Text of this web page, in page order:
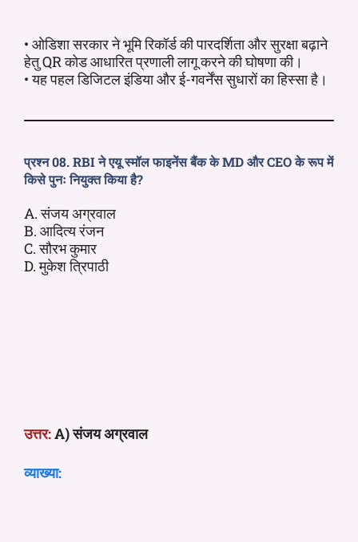
• ओडिशा सरकार ने भूमि रिकॉर्ड की पारदर्शिता और सुरक्षा बढ़ाने
हेतु QR कोड आधारित प्रणाली लागू करने की घोषणा की।
• यह पहल डिजिटल इंडिया और ई-गवर्नेंस सुधारों का हिस्सा है।
प्रश्न 08. RBI ने एयू स्मॉल फाइनेंस बैंक के MD और CEO के रूप में
किसे पुनः नियुक्त किया है?
A. संजय अग्रवाल
B. आदित्य रंजन
C. सौरभ कुमार
D. मुकेश त्रिपाठी
उत्तर:A) संजय अग्रवाल
व्याख्या: